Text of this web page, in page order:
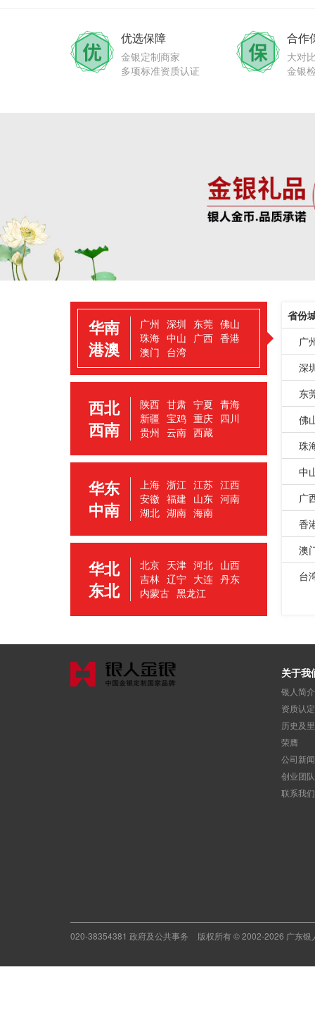
优选保障
金银定制商家
多项标准资质认证
合作
大对
金银
华南
港澳
广州 深圳 东莞 佛山
珠海 中山 广西 香港
澳门 台湾
西北
西南
陕西 甘肃 宁夏 青海
新疆 宝鸡 重庆 四川
贵州 云南 西藏
华东
中南
上海 浙江 江苏 江西
安徽 福建 山东 河南
湖北 湖南 海南
华北
东北
北京 天津 河北 山西
吉林 辽宁 大连 丹东
内蒙古 黑龙江
省份
广
深
东
佛
珠
中
广
香
澳
台
关于我
银人简介
资质认定
历史及
荣膺
公司新
创业团队
联系我们
020-38354381 政府及公共事务 版权所有 © 2002-2026 广东银